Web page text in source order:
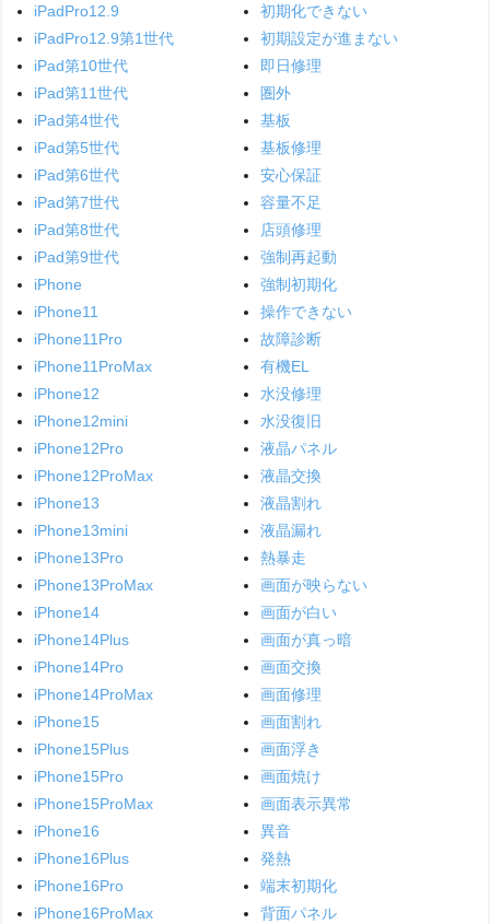
iPadPro12.9
iPadPro12.9第1世代
iPad第10世代
iPad第11世代
iPad第4世代
iPad第5世代
iPad第6世代
iPad第7世代
iPad第8世代
iPad第9世代
iPhone
iPhone11
iPhone11Pro
iPhone11ProMax
iPhone12
iPhone12mini
iPhone12Pro
iPhone12ProMax
iPhone13
iPhone13mini
iPhone13Pro
iPhone13ProMax
iPhone14
iPhone14Plus
iPhone14Pro
iPhone14ProMax
iPhone15
iPhone15Plus
iPhone15Pro
iPhone15ProMax
iPhone16
iPhone16Plus
iPhone16Pro
iPhone16ProMax
初期化できない
初期設定が進まない
即日修理
圏外
基板
基板修理
安心保証
容量不足
店頭修理
強制再起動
強制初期化
操作できない
故障診断
有機EL
水没修理
水没復旧
液晶パネル
液晶交換
液晶割れ
液晶漏れ
熱暴走
画面が映らない
画面が白い
画面が真っ暗
画面交換
画面修理
画面割れ
画面浮き
画面焼け
画面表示異常
異音
発熱
端末初期化
背面パネル